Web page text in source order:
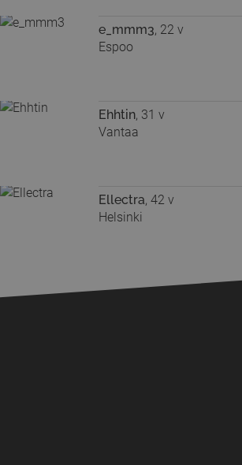
e_mmm3, 22 v
Espoo
Ehhtin, 31 v
Vantaa
Ellectra, 42 v
Helsinki